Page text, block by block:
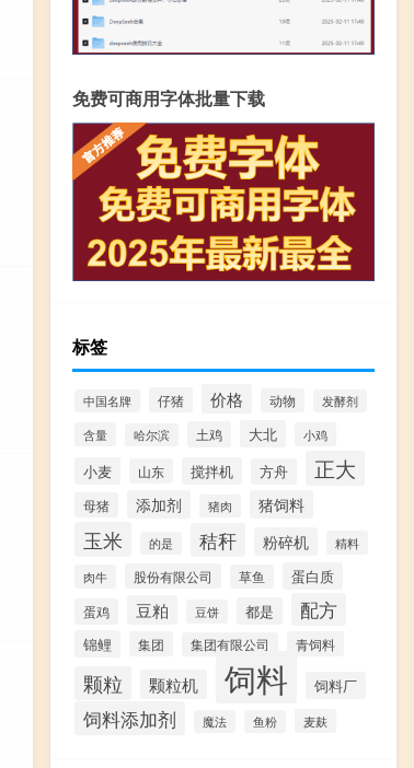
免费可商用字体批量下载
标签
中国名牌 仔猪 价格 动物 发酵剂
含量 哈尔滨 土鸡 大北 小鸡
小麦 山东 搅拌机 方舟 正大
母猪 添加剂 猪肉 猪饲料
玉米 的是 秸秆 粉碎机
精料
肉牛
股份有限公司 草鱼 蛋白质
蛋鸡 豆粕 豆饼 都是 配方
锦鲤 集团 集团有限公司 青饲料
颗粒 颗粒机 饲料 饲料厂
饲料添加剂 魔法 鱼粉 麦麸